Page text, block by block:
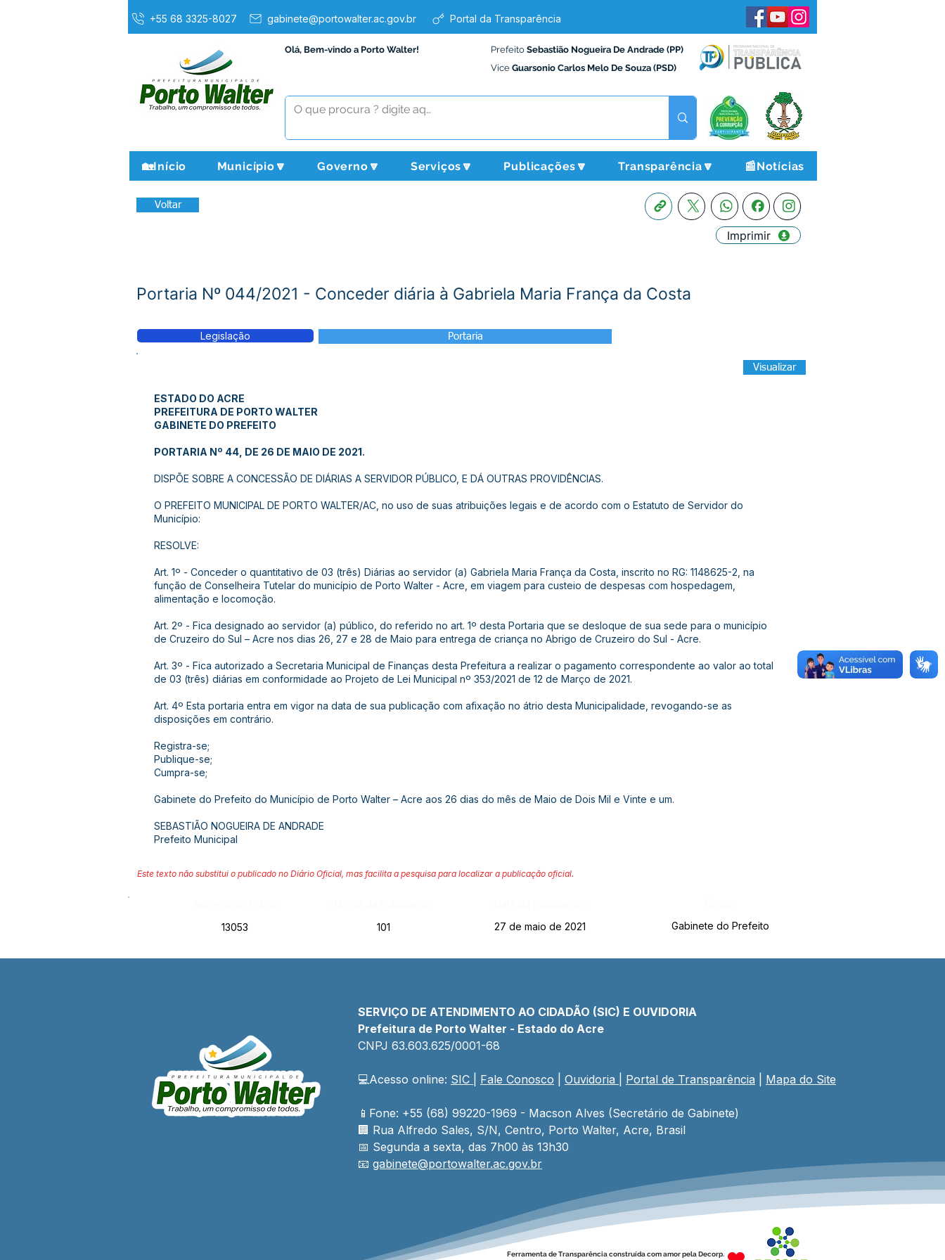
+55 68 3325-8027 gabinete@portowalter.ac.gov.br Portal da Transparência
Olá, Bem-vindo a Porto Walter! Prefeito Sebastião Nogueira De Andrade (PP)
Vice Guarsonio Carlos Melo De Souza (PSD)
🏡Início Município🔽 Governo🔽 Serviços🔽 Publicações🔽 Transparência🔽 📰Notícias
Voltar
Imprimir
Portaria Nº 044/2021 - Conceder diária à Gabriela Maria França da Costa
Legislação Portaria
Visualizar
ESTADO DO ACRE
PREFEITURA DE PORTO WALTER
GABINETE DO PREFEITO
PORTARIA Nº 44, DE 26 DE MAIO DE 2021.
DISPÕE SOBRE A CONCESSÃO DE DIÁRIAS A SERVIDOR PÚBLICO, E DÁ OUTRAS PROVIDÊNCIAS.
O PREFEITO MUNICIPAL DE PORTO WALTER/AC, no uso de suas atribuições legais e de acordo com o Estatuto de Servidor do
Município:
RESOLVE:
Art. 1º - Conceder o quantitativo de 03 (três) Diárias ao servidor (a) Gabriela Maria França da Costa, inscrito no RG: 1148625-2, na
função de Conselheira Tutelar do município de Porto Walter - Acre, em viagem para custeio de despesas com hospedagem,
alimentação e locomoção.
Art. 2º - Fica designado ao servidor (a) público, do referido no art. 1º desta Portaria que se desloque de sua sede para o município
de Cruzeiro do Sul – Acre nos dias 26, 27 e 28 de Maio para entrega de criança no Abrigo de Cruzeiro do Sul - Acre.
Art. 3º - Fica autorizado a Secretaria Municipal de Finanças desta Prefeitura a realizar o pagamento correspondente ao valor ao total
de 03 (três) diárias em conformidade ao Projeto de Lei Municipal nº 353/2021 de 12 de Março de 2021.
Art. 4º Esta portaria entra em vigor na data de sua publicação com afixação no átrio desta Municipalidade, revogando-se as
disposições em contrário.
Registra-se;
Publique-se;
Cumpra-se;
Gabinete do Prefeito do Município de Porto Walter – Acre aos 26 dias do mês de Maio de Dois Mil e Vinte e um.
SEBASTIÃO NOGUEIRA DE ANDRADE
Prefeito Municipal
Este texto não substitui o publicado no Diário Oficial, mas facilita a pesquisa para localizar a publicação oficial.
13053
101 27 de maio de 2021 Gabinete do Prefeito
SERVIÇO DE ATENDIMENTO AO CIDADÃO (SIC) E OUVIDORIA
Prefeitura de Porto Walter - Estado do Acre
CNPJ 63.603.625/0001-68
💻Acesso online: SIC Fale Conosco Ouvidoria Portal de Transparência Mapa do Site
📱Fone: +55 (68) 99220-1969 - Macson Alves (Secretário de Gabinete)
🏢 Rua Alfredo Sales, S/N, Centro, Porto Walter, Acre, Brasil
📅 Segunda a sexta, das 7h00 às 13h30
📧 gabinete@portowalter.ac.gov.br
Ferramenta de Transparência construída com amor pela Decorp.